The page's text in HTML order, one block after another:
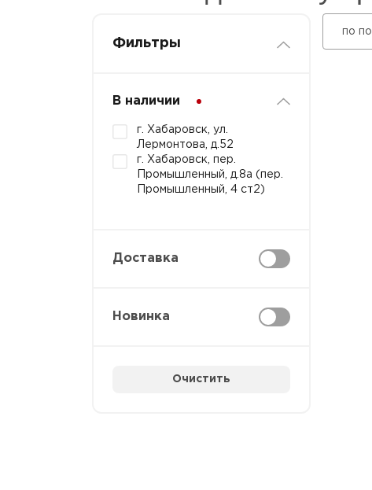
Фильтры
В наличии
г. Хабаровск, ул.
Лермонтова, д.52
г. Хабаровск, пер.
Промышленный, д.8а (пер.
Промышленный, 4 ст2)
Доставка
Новинка
Очистить
по